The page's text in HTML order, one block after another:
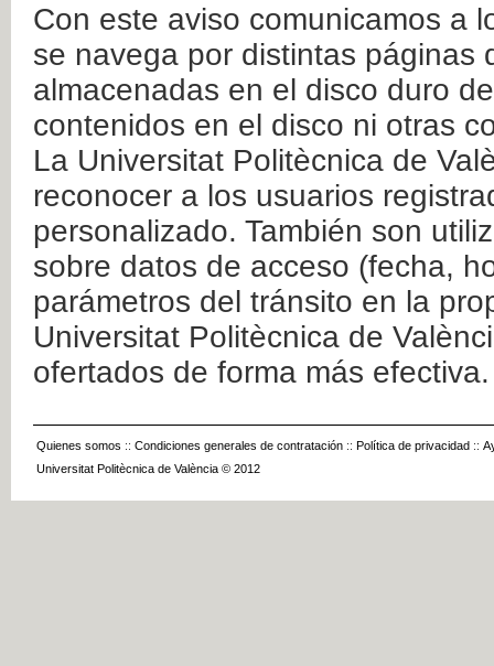
Con este aviso comunicamos a
se navega por distintas páginas
almacenadas en el disco duro
contenidos en el disco ni otras
La Universitat Politècnica de
reconocer a los usuarios
personalizado. También son
sobre datos de acceso (fecha,
parámetros del tránsito en la
Universitat Politècnica de
ofertados de forma más efectiva.
Quienes somos :: Condiciones generales de contratación :: Política de privacidad ::
Universitat Politècnica de València © 2012